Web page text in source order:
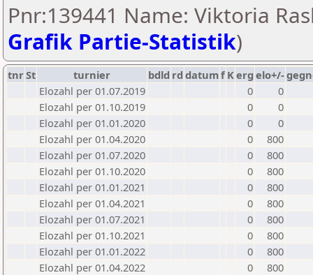
Pnr:139441 Name: Viktoria
Grafik Partie-Statistik)
tnrSt turnier bdld rd datumf Kerg elo+/-
Elozahl per 01.07.2019
0
0
Elozahl per 01.10.2019
0
0
Elozahl per 01.01.2020
0
0
Elozahl per 01.04.2020
0
800
Elozahl per 01.07.2020
0
800
Elozahl per 01.10.2020
0
800
Elozahl per 01.01.2021
0
800
Elozahl per 01.04.2021
0
800
Elozahl per 01.07.2021
0
800
Elozahl per 01.10.2021
0
800
Elozahl per 01.01.2022
0
800
Elozahl per 01.04.2022
0
800